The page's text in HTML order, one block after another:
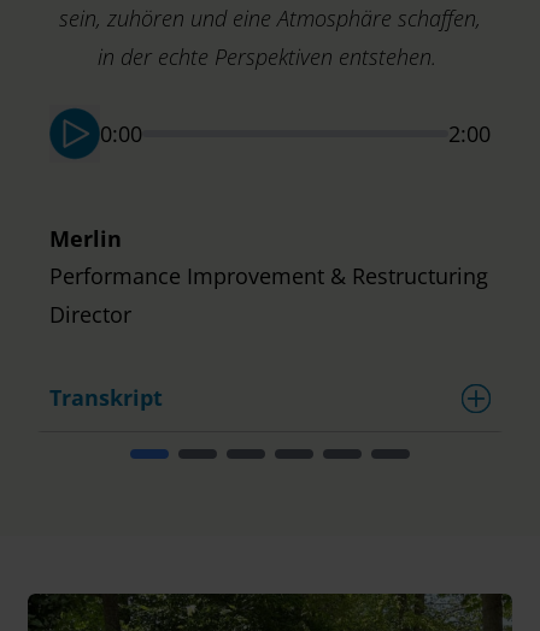
sein, zuhören und eine Atmosphäre schaffen,
in der echte Perspektiven entstehen.
0:00 2:00
Merlin
Performance Improvement & Restructuring
Director
Transkript